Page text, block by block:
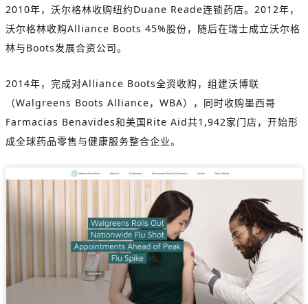
2010年，沃尔格林收购纽约Duane Reade连锁药店。2012年，
沃尔格林收购Alliance Boots 45%股份，随后在瑞士成立沃尔格
林与Boots发展合资公司。
2014年，完成对Alliance Boots全资收购，组建沃博联
（Walgreens Boots Alliance，WBA），同时收购墨西哥
Farmacias Benavides和美国Rite Aid共1,942家门店，开始形
成全球药品零售与健康服务整合企业。